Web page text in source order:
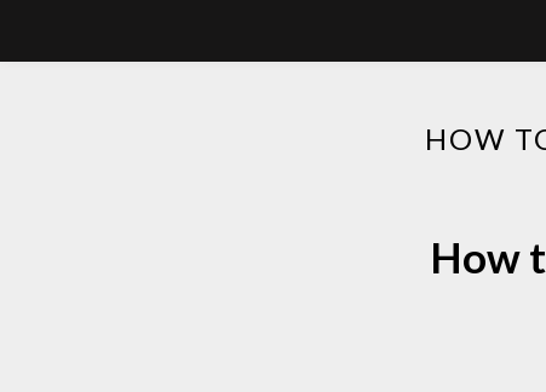
HOW
How